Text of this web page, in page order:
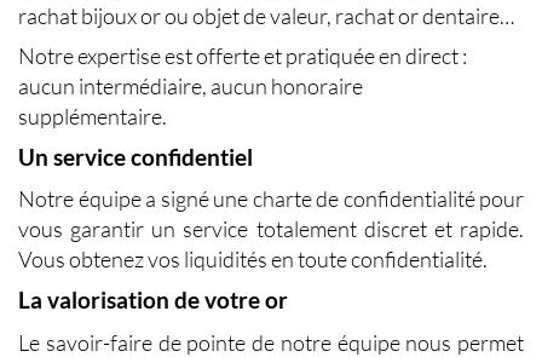
rachat bijoux orou objet de valeur, rachat or dentaire…
Notre expertise est offerte et pratiquée en direct :
aucun intermédiaire, aucun honoraire
supplémentaire.
Un service confidentiel
Notre équipe a signé une charte de confidentialité pour
vous garantir un service totalement discret et rapide.
Vous obtenez vos liquidités en toute confidentialité.
La valorisation de votre or
Le savoir-faire de pointe de notre équipe nous permet